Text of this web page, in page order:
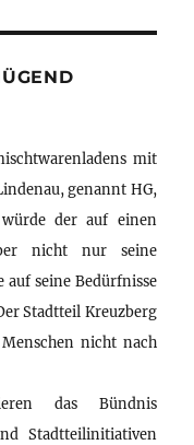
mit
genannt HG,
der auf einen
nicht nur seine
seine Bedürfnisse
Stadtteil Kreuzberg
nicht nach
das Bündnis
Stadtteilinitiativen